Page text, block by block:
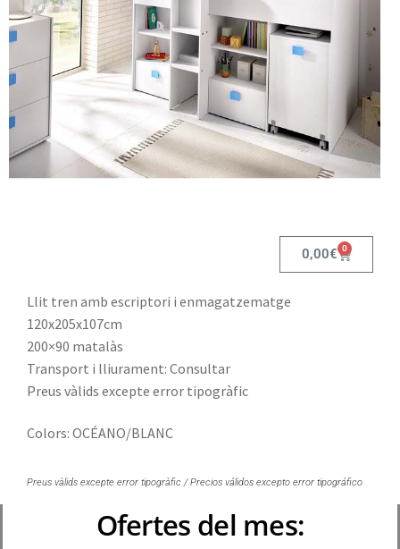
0,00€ 0
Llit tren amb escriptori i enmagatzematge
120x205x107cm
200×90 matalàs
Transport i lliurament: Consultar
Preus vàlids excepte error tipogràfic
Colors: OCÉANO/BLANC
Preus vàlids excepte error tipogràfic / Precios válidos excepto error tipográfico
Ofertes del mes: